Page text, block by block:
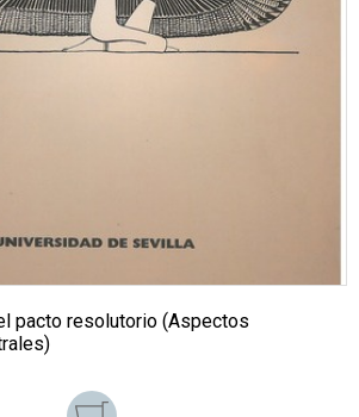
pacto resolutorio (Aspectos